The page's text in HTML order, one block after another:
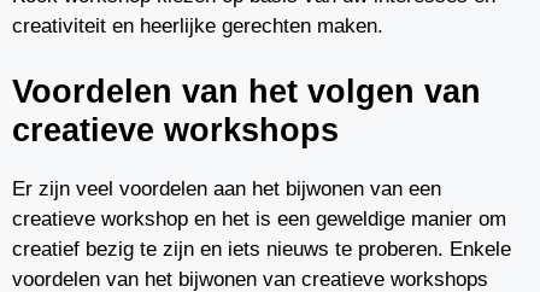
creativiteit en heerlijke gerechten maken.
Voordelen van het volgen van
creatieve workshops
Er zijn veel voordelen aan het bijwonen van een
creatieve workshop en het is een geweldige manier om
creatief bezig te zijn en iets nieuws te proberen. Enkele
voordelen van het bijwonen van creatieve workshops